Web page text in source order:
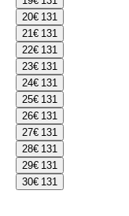
20€ 131
21€ 131
22€ 131
23€ 131
24€ 131
25€ 131
26€ 131
27€ 131
28€ 131
29€ 131
30€ 131